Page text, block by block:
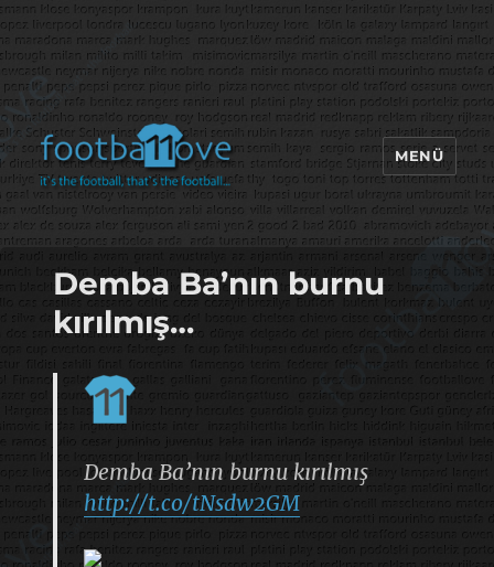
footbaLLove
MENÜ
Demba Ba’nın burnu
kırılmış…
Demba Ba’nın burnu kırılmış
http://t.co/tNsdw2GM